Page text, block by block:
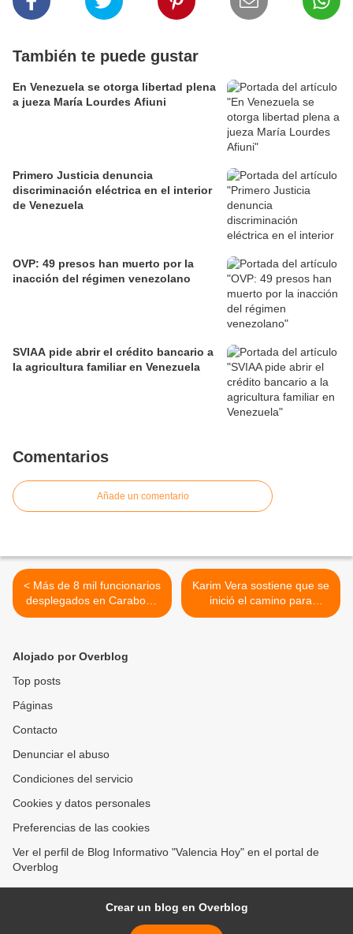
También te puede gustar
En Venezuela se otorga libertad plena
a jueza María Lourdes Afiuni
Primero Justicia denuncia
discriminación eléctrica en el interior
de Venezuela
OVP: 49 presos han muerto por la
inacción del régimen venezolano
SVIAA pide abrir el crédito bancario a
la agricultura familiar en Venezuela
Comentarios
Añade un comentario
< Más de 8 mil funcionarios
desplegados en Carabobo
durante los “Carnavales
Karim Vera sostiene que se
inició el camino para
instaurar la democracia y la
Alojado por Overblog
Top posts
Páginas
Contacto
Denunciar el abuso
Condiciones del servicio
Cookies y datos personales
Preferencias de las cookies
Ver el perfil de Blog Informativo "Valencia Hoy" en el portal de
Overblog
Crear un blog en Overblog